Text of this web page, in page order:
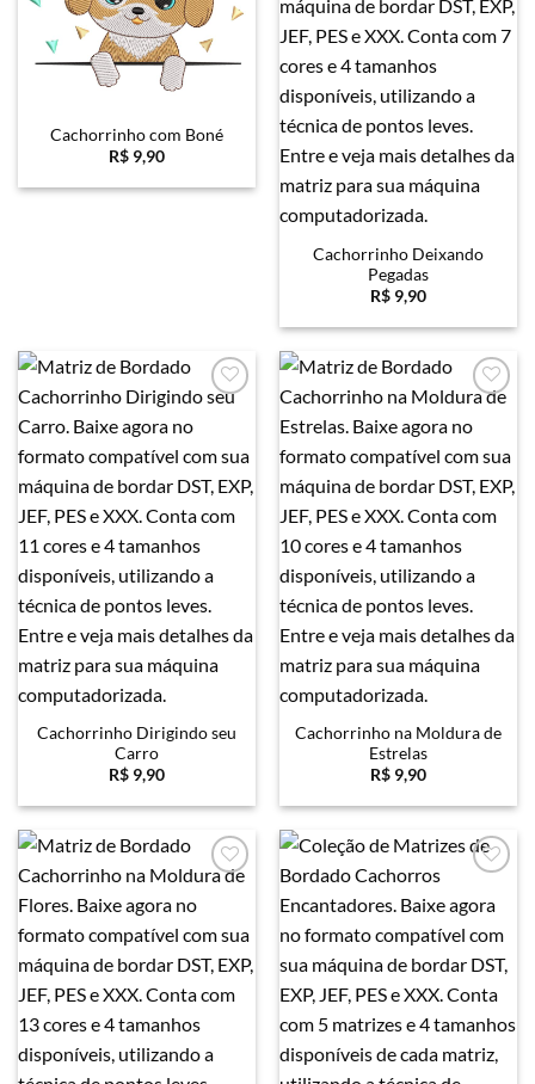
Cachorrinho com Boné
R$ 9,90
Cachorrinho Deixando
Pegadas
R$ 9,90
Cachorrinho Dirigindo seu
Carro
R$ 9,90
Cachorrinho na Moldura de
Estrelas
R$ 9,90